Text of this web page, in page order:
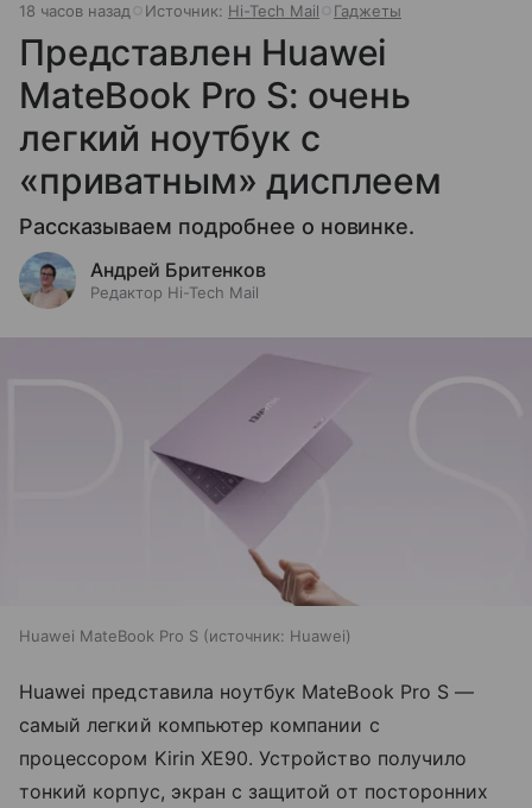
18 часов назад Источник: Hi-Tech Mail Гаджеты
Представлен Huawei
MateBook Pro S: очень
легкий ноутбук с
«приватным» дисплеем
Рассказываем подробнее о новинке.
Андрей Бритенков
Редактор Hi-Tech Mail
Huawei MateBook Pro S источник: Huawei
Huawei представила ноутбук MateBook Pro S —
самый легкий компьютер компании с
процессором Kirin XE90. Устройство получило
тонкий корпус, экран с защитой от посторонних